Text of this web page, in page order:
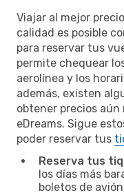
Viajar al mejor
calidad es posible
para reservar tus
permite chequear
aerolínea y los
además, existen
obtener precios
eDreams. Sigue
poder reservar tus
Reserva tus
los días más
boletos de